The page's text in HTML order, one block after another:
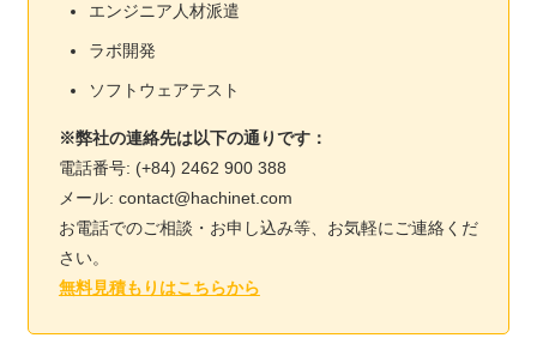
エンジニア人材派遣
ラボ開発
ソフトウェアテスト
※弊社の連絡先は以下の通りです：
電話番号: (+84) 2462 900 388
メール: contact@hachinet.com
お電話でのご相談・お申し込み等、お気軽にご連絡くだ
さい。
無料見積もりはこちらから